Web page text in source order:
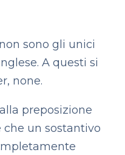
non sono gli unici
A questi si
none.
preposizione
che un sostantivo